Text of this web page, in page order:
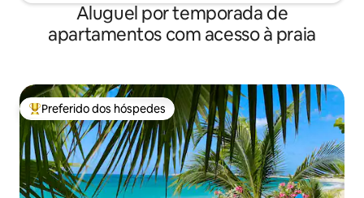
Aluguel por temporada de
apartamentos com acesso à praia
Entre os melhores preferidos dos hóspedes
Preferido dos hóspedes